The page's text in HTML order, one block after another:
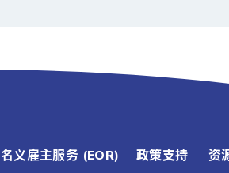
名义雇主服务 (EOR) 政策支持 资